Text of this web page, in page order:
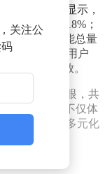
数据。报告显示，
，同比增长18%；
辆输送的电能总量
络累计帮助用户
氧化碳排放。
季度表现亮眼，共
。这一数据不仅体
跨界业务的多元化
关注公